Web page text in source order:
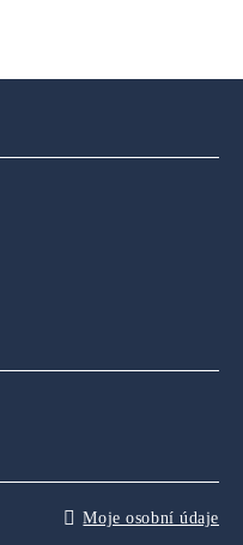
Moje osobní údaje